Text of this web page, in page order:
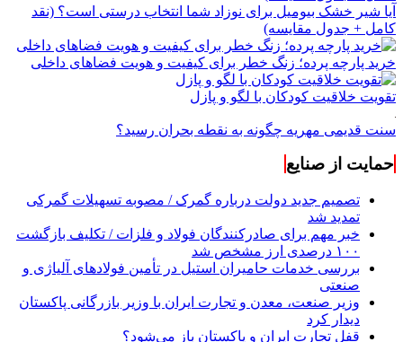
آیا شیر خشک بیومیل برای نوزاد شما انتخاب درستی است؟ (نقد
کامل + جدول مقایسه)
خرید پارچه پرده؛ زنگ خطر برای کیفیت و هویت فضاهای داخلی
تقویت خلاقیت کودکان با لگو و پازل
سنت قدیمی مهریه چگونه به نقطه بحران رسید؟
حمایت از صنایع
تصمیم جدید دولت درباره گمرک / مصوبه تسهیلات گمرکی
تمدید شد
خبر مهم برای صادرکنندگان فولاد و فلزات / تکلیف بازگشت
۱۰۰ درصدی ارز مشخص شد
بررسی خدمات حامیران استیل در تأمین فولادهای آلیاژی و
صنعتی
وزیر صنعت، معدن و تجارت ایران با وزیر بازرگانی پاکستان
دیدار کرد
قفل تجارت ایران و پاکستان باز می‌شود؟